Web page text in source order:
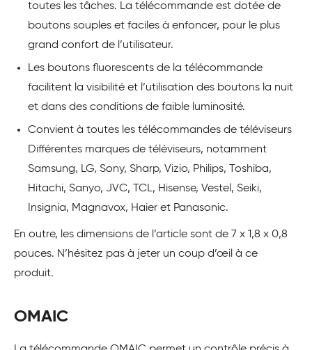
toutes les tâches. La télécommande est dotée de
boutons souples et faciles à enfoncer, pour le plus
grand confort de l’utilisateur.
Les boutons fluorescents de la télécommande
facilitent la visibilité et l’utilisation des boutons la nuit
et dans des conditions de faible luminosité.
Convient à toutes les télécommandes de téléviseurs
Différentes marques de téléviseurs, notamment
Samsung, LG, Sony, Sharp, Vizio, Philips, Toshiba,
Hitachi, Sanyo, JVC, TCL, Hisense, Vestel, Seiki,
Insignia, Magnavox, Haier et Panasonic.
En outre, les dimensions de l’article sont de 7 x 1,8 x 0,8
pouces. N’hésitez pas à jeter un coup d’œil à ce
produit.
OMAIC